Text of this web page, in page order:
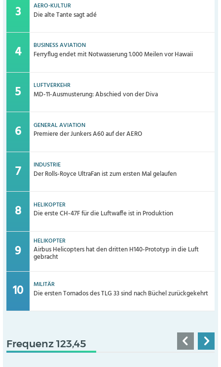
AERO-KULTUR
Die alte Tante sagt adé
BUSINESS AVIATION
Ferryflug endet mit Notwasserung 1.000 Meilen vor Hawaii
LUFTVERKEHR
MD-11-Ausmusterung: Abschied von der Diva
GENERAL AVIATION
Premiere der Junkers A60 auf der AERO
INDUSTRIE
Der Rolls-Royce UltraFan ist zum ersten Mal gelaufen
HELIKOPTER
Die erste CH-47F für die Luftwaffe ist in Produktion
HELIKOPTER
Airbus Helicopters hat den dritten H140-Prototyp in die Luft
gebracht
MILITÄR
Die ersten Tornados des TLG 33 sind nach Büchel zurückgekehrt
Frequenz 123,45